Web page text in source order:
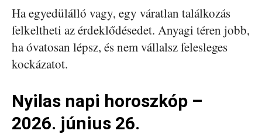
Ha egyedülálló vagy, egy váratlan találkozás
felkeltheti az érdeklődésedet. Anyagi téren jobb,
ha óvatosan lépsz, és nem vállalsz felesleges
kockázatot.
Nyilas napi horoszkóp –
2026. június 26.